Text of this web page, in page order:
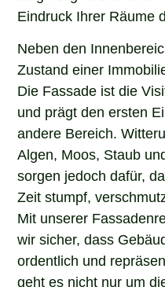
Eindruck Ihrer Räume
Neben den
Zustand einer
Die Fassade ist die
und prägt den ersten
andere Bereich.
Algen, Moos, Staub
sorgen jedoch dafür,
Zeit stumpf,
Mit unserer
wir sicher, dass
ordentlich und
geht es nicht nur um